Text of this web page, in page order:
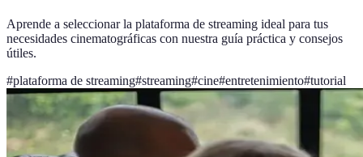
Aprende a seleccionar la plataforma de streaming ideal para tus
necesidades cinematográficas con nuestra guía práctica y consejos
útiles.
#plataforma de streaming#streaming#cine#entretenimiento#tutorial